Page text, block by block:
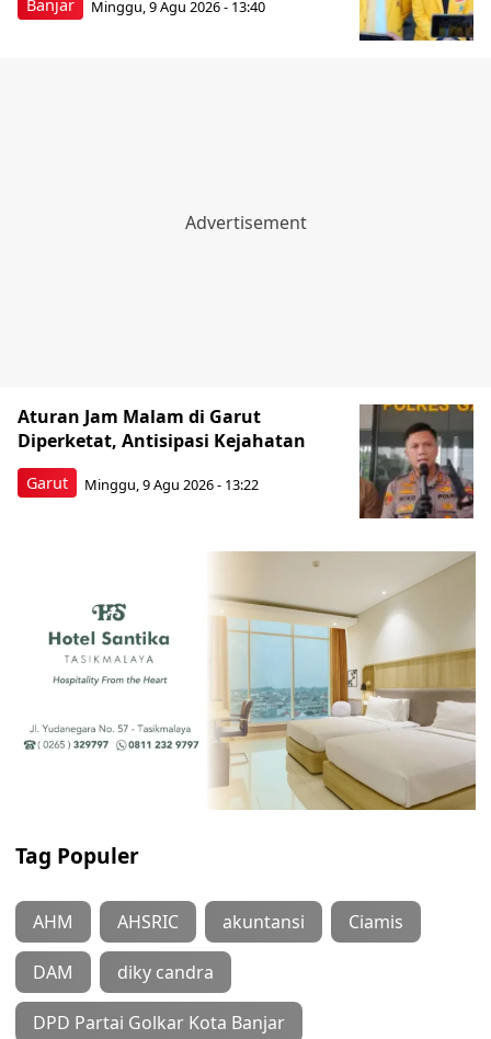
Banjar Minggu, 9 Agu 2026 - 13:40
Garut
Aturan Jam Malam di Garut
Diperketat, Antisipasi Kejahatan
Minggu, 9 Agu 2026 - 13:22
Tag Populer
AHM AHSRIC akuntansi Ciamis
DAM diky candra
DPD Partai Golkar Kota Banjar